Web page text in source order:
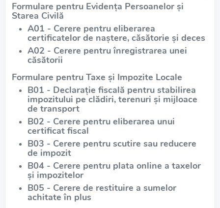
Formulare pentru Evidența Persoanelor și
Starea Civilă
A01 - Cerere pentru eliberarea
certificatelor de naștere, căsătorie și deces
A02 - Cerere pentru înregistrarea unei
căsătorii
Formulare pentru Taxe și Impozite Locale
B01 - Declarație fiscală pentru stabilirea
impozitului pe clădiri, terenuri și mijloace
de transport
B02 - Cerere pentru eliberarea unui
certificat fiscal
B03 - Cerere pentru scutire sau reducere
de impozit
B04 - Cerere pentru plata online a taxelor
și impozitelor
B05 - Cerere de restituire a sumelor
achitate în plus